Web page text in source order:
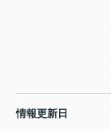
情報更新日